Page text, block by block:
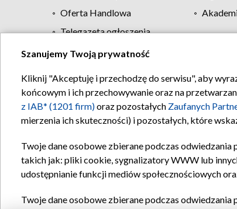
Oferta Handlowa
Telegazeta ogłoszenia
Regulamin
Szanujemy Twoją prywatność
Kliknij "Akceptuję i przechodzę do serwisu", aby
końcowym i ich przechowywanie oraz na
z IAB* (1201 firm)oraz pozostałych Zaufanych
mierzenia ich skuteczności) i pozostałych, które
Twoje dane osobowe zbierane podczas odwiedzania
takich jak: pliki cookie, sygnalizatory WWW lub
udostępnianie funkcji mediów społecznościowych
Twoje dane osobowe zbierane podczas odwiedzania